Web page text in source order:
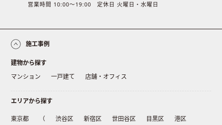
営業時間 10:00〜19:00 定休日 火曜日・水曜日
施工事例
建物から探す
マンション
一戸建て 店舗・オフィス
エリアから探す
東京都 （ 渋谷区 新宿区 世田谷区 目黒区
港区